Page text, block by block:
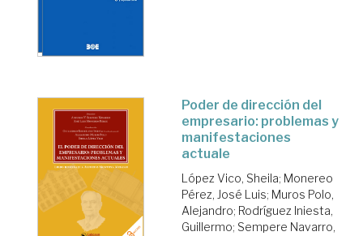
Poder de dirección del
empresario: problemas y
manifestaciones
actuale
López Vico, Sheila; Monereo
Pérez, José Luis; Muros Polo,
Alejandro; Rodríguez Iniesta,
Guillermo; Sempere Navarro,